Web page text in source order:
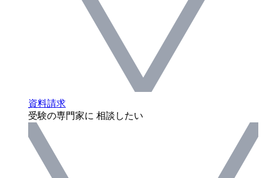
資料請求
受験の専門家に 相談したい